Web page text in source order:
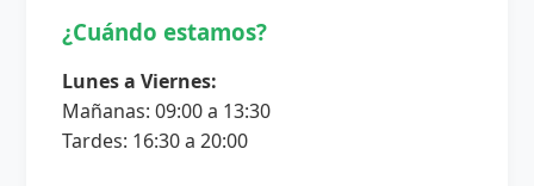
¿Cuándo estamos?
Lunes a Viernes:
Mañanas: 09:00 a 13:30
Tardes: 16:30 a 20:00